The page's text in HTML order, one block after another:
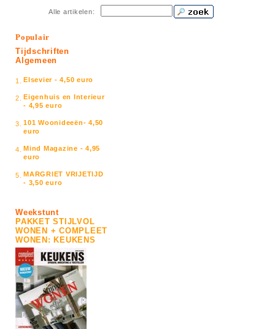
Alle artikelen:
Populair
Tijdschriften
Algemeen
1. Elsevier - 4,50 euro
2. Eigenhuis en Interieur
- 4,95 euro
3. 101 Woonideeën- 4,50
euro
4. Mind Magazine - 4,95
euro
5. MARGRIET VRIJETIJD
- 3,50 euro
Weekstunt
PAKKET STIJLVOL
WONEN + COMPLEET
WONEN: KEUKENS